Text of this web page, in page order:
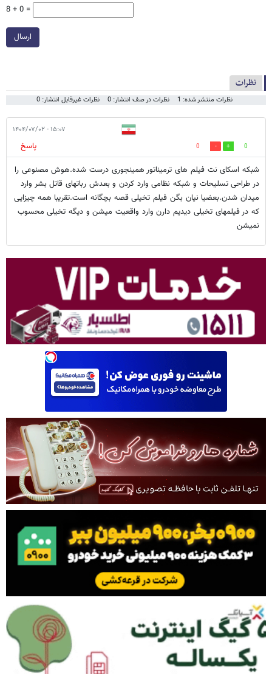
8 + 0 =
ارسال
نظرات
نظرات منتشر شده: 1 نظرات در صف انتشار: 0 نظرات غیرقابل انتشار: 0
۱۵:۰۷ - ۱۴۰۴/۰۷/۰۲
0
0
پاسخ
شبکه اسکای نت فیلم های ترمیناتور همینجوری درست شده.هوش مصنوعی را
در طراحی تسلیحات و شبکه نظامی وارد کردن و بعدش رباتهای قاتل بشر وارد
میدان شدن.بعضیا نیان بگن فیلم تخیلی قصه بچگانه است.تقریبا همه چیزایی
که در فیلمهای تخیلی دیدیم دارن وارد واقعیت میشن و دیگه تخیلی محسوب
نمیشن